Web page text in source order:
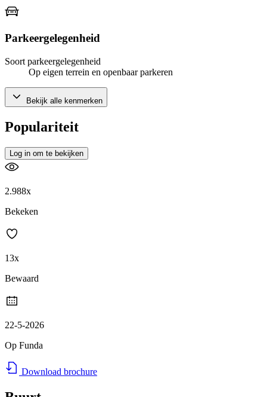
Parkeergelegenheid
Soort parkeergelegenheid
Op eigen terrein en openbaar parkeren
Bekijk alle kenmerken
Populariteit
Log in om te bekijken
2.988x
Bekeken
13x
Bewaard
22-5-2026
Op Funda
Download brochure